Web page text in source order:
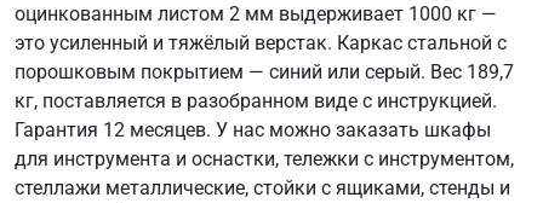
оцинкованным листом 2 мм выдерживает 1000 кг —
это усиленный и тяжёлый верстак. Каркас стальной с
порошковым покрытием — синий или серый. Вес 189,7
кг, поставляется в разобранном виде с инструкцией.
Гарантия 12 месяцев. У нас можно заказать шкафы
для инструмента и оснастки, тележки с инструментом,
стеллажи металлические, стойки с ящиками, стенды и